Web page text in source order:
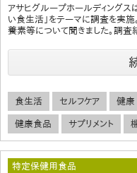
アサヒグループホールディング
い食生活」をテーマに調査を実
養素等について聞きました。調
食生活 セルフケア 健康
健康食品 サプリメント
特定保健用食品